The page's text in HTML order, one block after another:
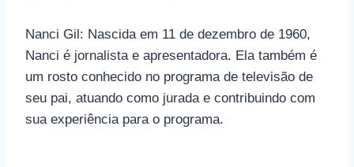
Nanci Gil: Nascida em 11 de dezembro de 1960,
Nanci é jornalista e apresentadora. Ela também é
um rosto conhecido no programa de televisão de
seu pai, atuando como jurada e contribuindo com
sua experiência para o programa.